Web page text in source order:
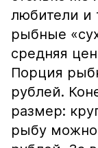
любители и
рыбные
средняя
Порция
рублей.
размер:
рыбу можно